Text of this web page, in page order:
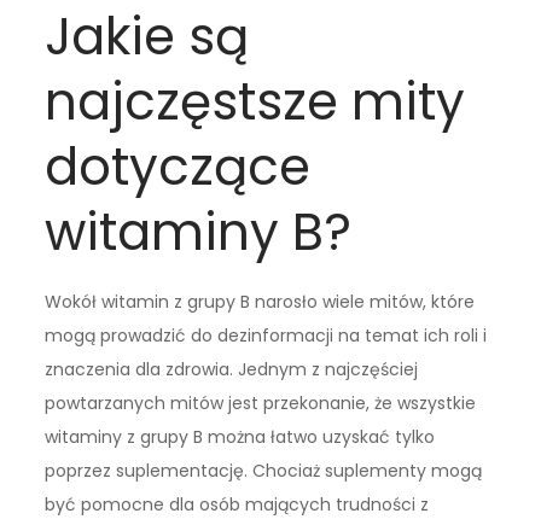
Jakie są
najczęstsze mity
dotyczące
witaminy B?
Wokół witamin z grupy B narosło wiele mitów, które
mogą prowadzić do dezinformacji na temat ich roli i
znaczenia dla zdrowia. Jednym z najczęściej
powtarzanych mitów jest przekonanie, że wszystkie
witaminy z grupy B można łatwo uzyskać tylko
poprzez suplementację. Chociaż suplementy mogą
być pomocne dla osób mających trudności z